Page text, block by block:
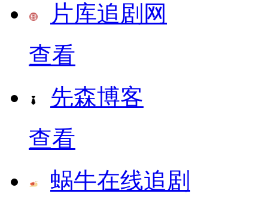
片库追剧网
查看
先森博客
查看
蜗牛在线追剧